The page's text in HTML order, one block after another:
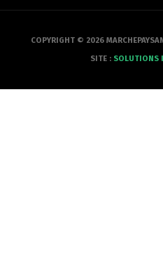
COPYRIGHT © 2026
SITE : SOLUTIONS